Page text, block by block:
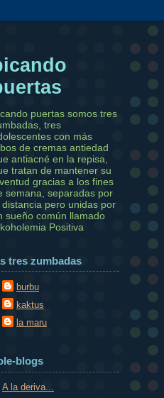
puertas somos tres
tres
con más
de cremas antiedad
antiacné en la repisa,
tratan de mantener su
gracias a los fines
semana, separadas por
distancia pero unidas por
sueño común llamado
Positiva
tres zumbadas
burbu
kaktus
la maru
blogs
A la deriva...